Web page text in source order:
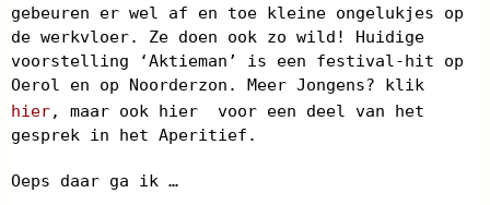
gebeuren er wel af en toe kleine ongelukjes op
de werkvloer. Ze doen ook zo wild! Huidige
voorstelling ‘Aktieman’ is een festival-hit op
Oerol en op Noorderzon. Meer Jongens? klik
hier, maar ook hier
voor een deel van het
gesprek in het Aperitief.
Oeps daar ga ik …